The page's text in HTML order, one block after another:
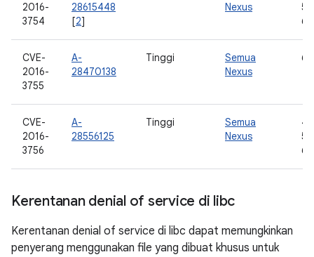
2016-
3754
28615448
[2]
Nexus
CVE-
2016-
3755
A-
28470138
Tinggi
Semua
Nexus
CVE-
2016-
3756
A-
28556125
Tinggi
Semua
Nexus
Kerentanan denial of service di libc
Kerentanan denial of service di libc dapat memungkinkan
penyerang menggunakan file yang dibuat khusus untuk